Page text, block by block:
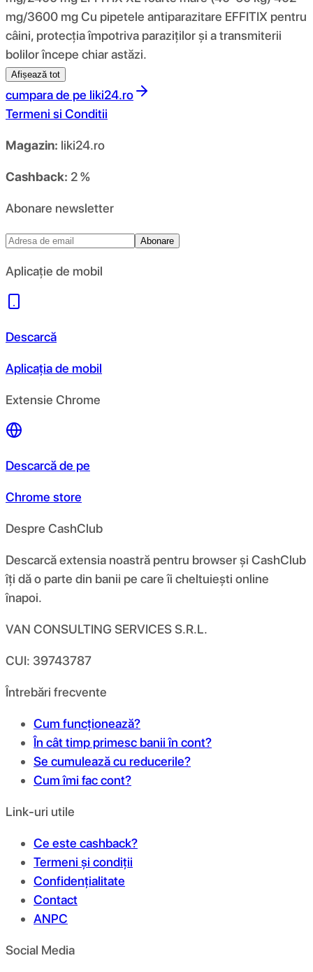
mg/3600 mg Cu pipetele antiparazitare EFFITIX pentru
câini, protecția împotriva paraziților și a transmiterii
bolilor începe chiar astăzi.
Afișează tot
cumpara de pe liki24.ro
Termeni si Conditii
Magazin: liki24.ro
Cashback: 2 %
Abonare newsletter
Abonare
Aplicație de mobil
Descarcă
Aplicația de mobil
Extensie Chrome
Descarcă de pe
Chrome store
Despre CashClub
Descarcă extensia noastră pentru browser și CashClub
îți dă o parte din banii pe care îi cheltuiești online
înapoi.
VAN CONSULTING SERVICES S.R.L.
CUI: 39743787
Întrebări frecvente
Cum funcționează?
În cât timp primesc banii în cont?
Se cumulează cu reducerile?
Cum îmi fac cont?
Link-uri utile
Ce este cashback?
Termeni și condiții
Confidențialitate
Contact
ANPC
Social Media